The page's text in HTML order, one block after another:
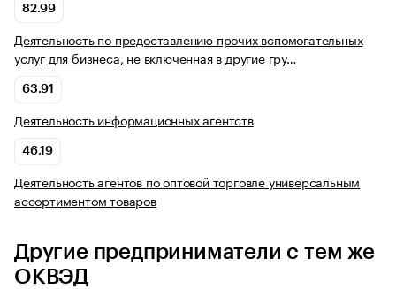
82.99
Деятельность по предоставлению прочих вспомогательных
услуг для бизнеса, не включенная в другие гру…
63.91
Деятельность информационных агентств
46.19
Деятельность агентов по оптовой торговле универсальным
ассортиментом товаров
Другие предприниматели с тем же
ОКВЭД